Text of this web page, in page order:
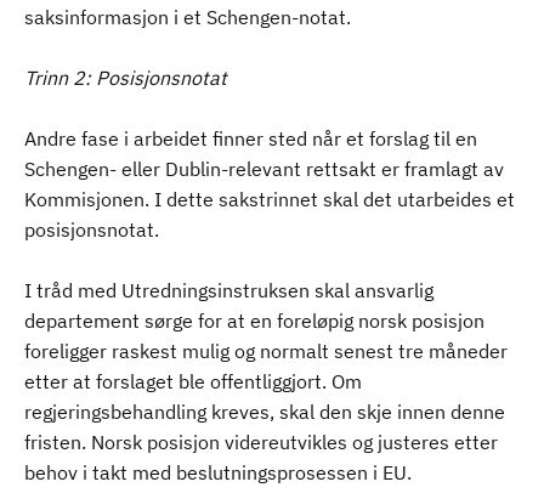
saksinformasjon i et Schengen-notat.
Trinn 2: Posisjonsnotat
Andre fase i arbeidet finner sted når et forslag til en
Schengen- eller Dublin-relevant rettsakt er framlagt av
Kommisjonen. I dette sakstrinnet skal det utarbeides et
posisjonsnotat.
I tråd med Utredningsinstruksen skal ansvarlig
departement sørge for at en foreløpig norsk posisjon
foreligger raskest mulig og normalt senest tre måneder
etter at forslaget ble offentliggjort. Om
regjeringsbehandling kreves, skal den skje innen denne
fristen. Norsk posisjon videreutvikles og justeres etter
behov i takt med beslutningsprosessen i EU.